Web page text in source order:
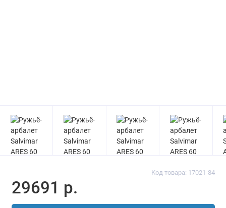
Код товара: 17021-84
29691 р.